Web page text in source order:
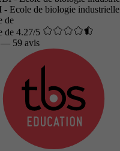
- Ecole de biologie industrielle
de
de 4.27/5
— 59 avis